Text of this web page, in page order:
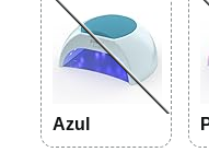
Azul